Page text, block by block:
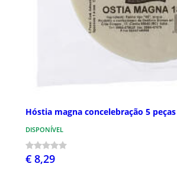
Hóstia magna concelebração 5
DISPONÍVEL
€ 8,29